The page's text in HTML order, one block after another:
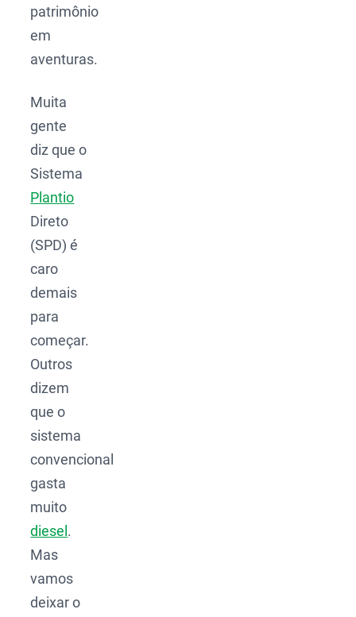
patrimônio
em
aventuras.
Muita
gente
diz que o
Sistema
Plantio
Direto
(SPD) é
caro
demais
para
começar.
Outros
dizem
que o
sistema
convencional
gasta
muito
diesel .
Mas
vamos
deixar o